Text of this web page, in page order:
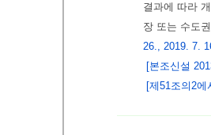
결과에 따라
장 또는 수도
26., 2019. 7.
[본조신설
[제51조의2